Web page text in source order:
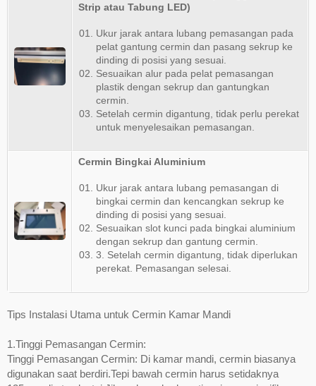
Strip atau Tabung LED)
Ukur jarak antara lubang pemasangan pada
pelat gantung cermin dan pasang sekrup ke
dinding di posisi yang sesuai.
Sesuaikan alur pada pelat pemasangan
plastik dengan sekrup dan gantungkan
cermin.
Setelah cermin digantung, tidak perlu perekat
untuk menyelesaikan pemasangan.
Cermin Bingkai Aluminium
Ukur jarak antara lubang pemasangan di
bingkai cermin dan kencangkan sekrup ke
dinding di posisi yang sesuai.
Sesuaikan slot kunci pada bingkai aluminium
dengan sekrup dan gantung cermin.
3. Setelah cermin digantung, tidak diperlukan
perekat. Pemasangan selesai.
Tips Instalasi Utama untuk Cermin Kamar Mandi
1.Tinggi Pemasangan Cermin:
Tinggi Pemasangan Cermin: Di kamar mandi, cermin biasanya
digunakan saat berdiri.Tepi bawah cermin harus setidaknya